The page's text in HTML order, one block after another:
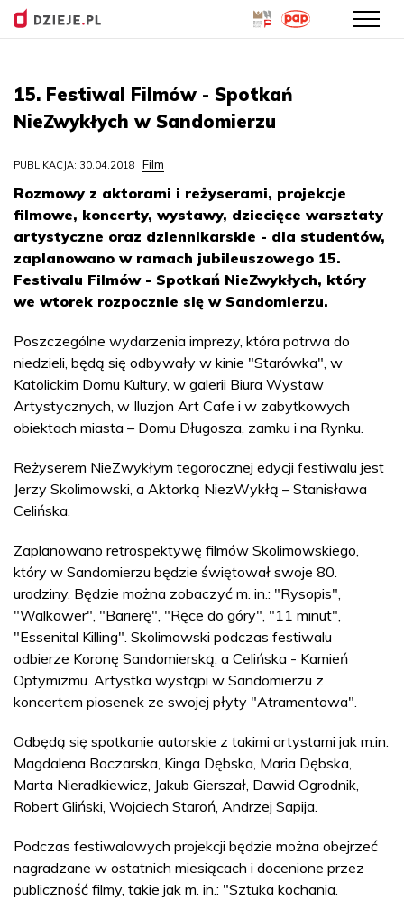
do
treści
15. Festiwal Filmów - Spotkań
NieZwykłych w Sandomierzu
PUBLIKACJA: 30.04.2018 Film
Rozmowy z aktorami i reżyserami, projekcje
filmowe, koncerty, wystawy, dziecięce warsztaty
artystyczne oraz dziennikarskie - dla studentów,
zaplanowano w ramach jubileuszowego 15.
Festivalu Filmów - Spotkań NieZwykłych, który
we wtorek rozpocznie się w Sandomierzu.
Poszczególne wydarzenia imprezy, która potrwa do
niedzieli, będą się odbywały w kinie "Starówka", w
Katolickim Domu Kultury, w galerii Biura Wystaw
Artystycznych, w Iluzjon Art Cafe i w zabytkowych
obiektach miasta – Domu Długosza, zamku i na Rynku.
Reżyserem NieZwykłym tegorocznej edycji festiwalu jest
Jerzy Skolimowski, a Aktorką NiezWykłą – Stanisława
Celińska.
Zaplanowano retrospektywę filmów Skolimowskiego,
który w Sandomierzu będzie świętował swoje 80.
urodziny. Będzie można zobaczyć m. in.: "Rysopis",
"Walkower", "Barierę", "Ręce do góry", "11 minut",
"Essenital Killing". Skolimowski podczas festiwalu
odbierze Koronę Sandomierską, a Celińska - Kamień
Optymizmu. Artystka wystąpi w Sandomierzu z
koncertem piosenek ze swojej płyty "Atramentowa".
Odbędą się spotkanie autorskie z takimi artystami jak m.in.
Magdalena Boczarska, Kinga Dębska, Maria Dębska,
Marta Nieradkiewicz, Jakub Gierszał, Dawid Ogrodnik,
Robert Gliński, Wojciech Staroń, Andrzej Sapija.
Podczas festiwalowych projekcji będzie można obejrzeć
nagradzane w ostatnich miesiącach i docenione przez
publiczność filmy, takie jak m. in.: "Sztuka kochania.